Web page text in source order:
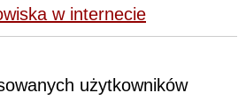
w internecie
użytkowników